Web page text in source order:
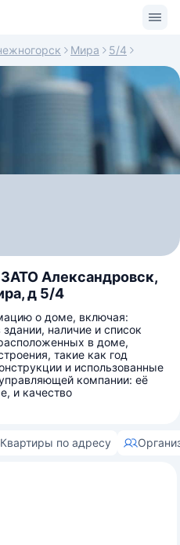
Мира 5/4
Александровск,
д 5/4
о доме, включая:
наличие и список
в доме,
такие как год
и использованные
компании: её
и качество
Квартиры по адресу